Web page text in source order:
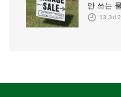
안 쓰는
13 Jul